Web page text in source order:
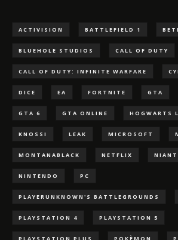
ACTIVISION BATTLEFIELD 1
BLUEHOLE STUDIOS CALL OF DUTY
CALL OF DUTY: INFINITE WARFARE
DICE EA FORTNITE GTA
GTA 6 GTA ONLINE HOGWARTS
KNOSSI LEAK MICROSOFT
MONTANABLACK NETFLIX
NINTENDO PC
PLAYERUNKNOWN'S BATTLEGROUNDS
PLAYSTATION 4 PLAYSTATION 5
PLAYSTATION PLUS POKÈMON